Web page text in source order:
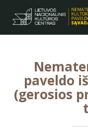
paveldo
(gerosios